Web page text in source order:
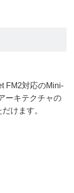
FM2対応のMini-
ーキテクチャの
けます。